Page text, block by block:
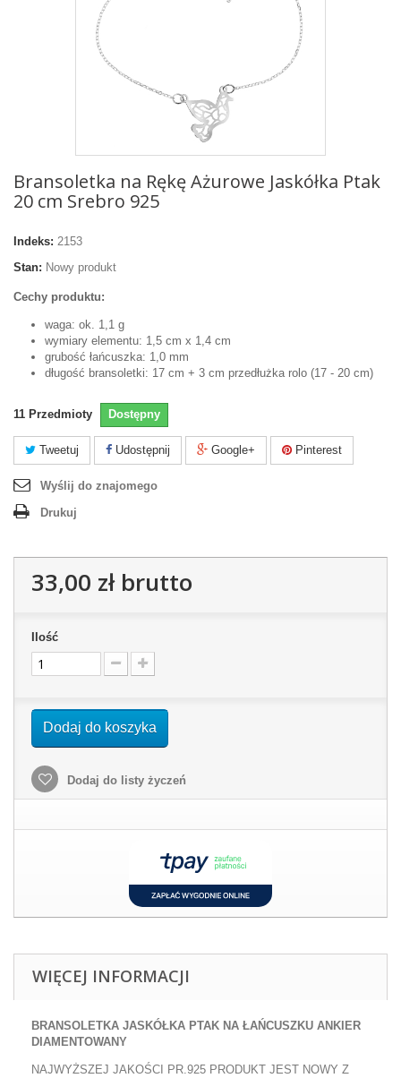
Bransoletka na Rękę Ażurowe Jaskółka Ptak
20 cm Srebro 925
Indeks: 2153
Stan: Nowy produkt
Cechy produktu:
waga: ok. 1,1 g
wymiary elementu: 1,5 cm x 1,4 cm
grubość łańcuszka: 1,0 mm
długość bransoletki: 17 cm + 3 cm przedłużka rolo (17 - 20 cm)
11 Przedmioty Dostępny
Tweetuj Udostępnij Google+ Pinterest
Wyślij do znajomego
Drukuj
33,00 złbrutto
Ilość
Dodaj do koszyka
Dodaj do listy życzeń
WIĘCEJ INFORMACJI
BRANSOLETKA JASKÓŁKA PTAK NA ŁAŃCUSZKU ANKIER
DIAMENTOWANY
NAJWYŻSZEJ JAKOŚCI PR.925 PRODUKT JEST NOWY Z